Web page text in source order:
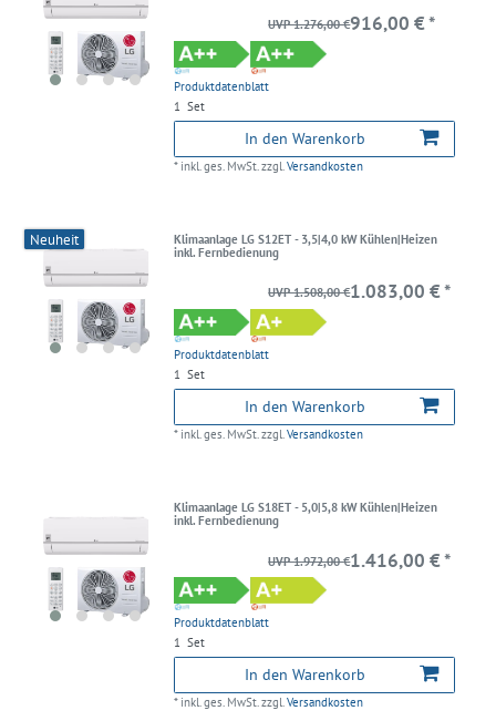
Produktdatenblatt
UVP 1.276,00 €916,00 € *
1 Set
In den Warenkorb
* inkl. ges. MwSt. zzgl.Versandkosten
Neuheit
Klimaanlage LG S12ET - 3,5|4,0 kW Kühlen|Heizen
inkl. Fernbedienung
Produktdatenblatt
UVP 1.508,00 €1.083,00 € *
1 Set
In den Warenkorb
* inkl. ges. MwSt.zzgl.Versandkosten
Klimaanlage LG S18ET - 5,0|5,8 kW Kühlen|Heizen
inkl. Fernbedienung
Produktdatenblatt
UVP 1.972,00 €1.416,00 € *
1 Set
In den Warenkorb
* inkl. ges. MwSt.zzgl.Versandkosten